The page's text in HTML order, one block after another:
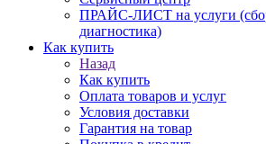
ПРАЙС-ЛИСТ на услуги
диагностика)
Как купить
Назад
Как купить
Оплата товаров и услуг
Условия доставки
Гарантия на товар